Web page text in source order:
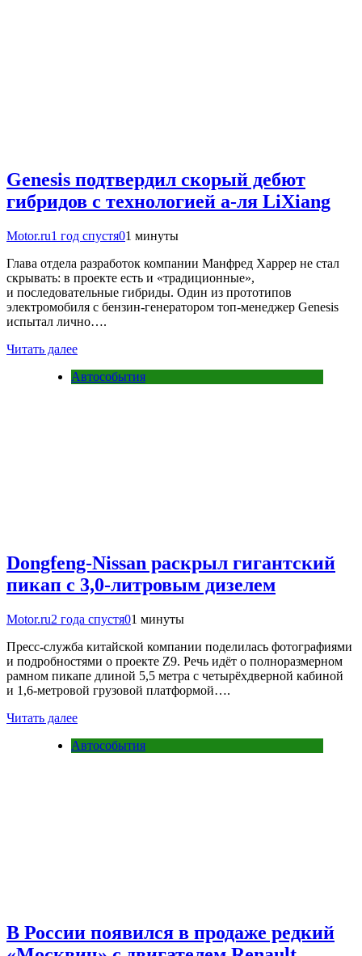
Genesis подтвердил скорый дебют
гибридов с технологией а-ля LiXiang
Motor.ru1 год спустя01 минуты
Глава отдела разработок компании Манфред Харрер не стал
скрывать: в проекте есть и «традиционные»,
и последовательные гибриды. Один из прототипов
электромобиля с бензин-генератором топ-менеджер Genesis
испытал лично….
Читать далее
Автособытия
Dongfeng-Nissan раскрыл гигантский
пикап с 3,0-литровым дизелем
Motor.ru2 года спустя01 минуты
Пресс-служба китайской компании поделилась фотографиями
и подробностями о проекте Z9. Речь идёт о полноразмерном
рамном пикапе длиной 5,5 метра с четырёхдверной кабиной
и 1,6-метровой грузовой платформой….
Читать далее
Автособытия
В России появился в продаже редкий